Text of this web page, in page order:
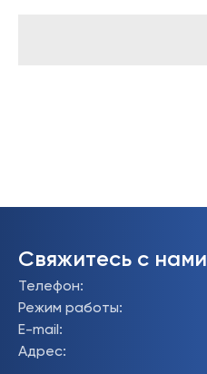
Свяжитесь с нами
Телефон:
Режим работы:
E-mail :
Адрес: